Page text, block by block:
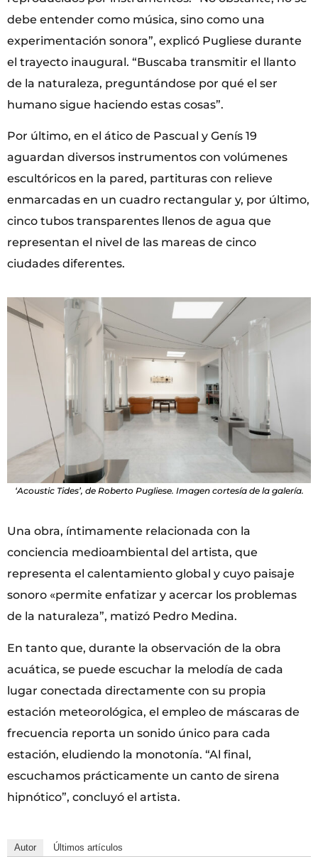
debe entender como música, sino como una
experimentación sonora”, explicó Pugliese durante
el trayecto inaugural. “Buscaba transmitir el llanto
de la naturaleza, preguntándose por qué el ser
humano sigue haciendo estas cosas”.
Por último, en el ático de Pascual y Genís 19
aguardan diversos instrumentos con volúmenes
escultóricos en la pared, partituras con relieve
enmarcadas en un cuadro rectangular y, por último,
cinco tubos transparentes llenos de agua que
representan el nivel de las mareas de cinco
ciudades diferentes.
‘Acoustic Tides’, de Roberto Pugliese. Imagen cortesía de la galería.
Una obra, íntimamente relacionada con la
conciencia medioambiental del artista, que
representa el calentamiento global y cuyo paisaje
sonoro «permite enfatizar y acercar los problemas
de la naturaleza”, matizó Pedro Medina.
En tanto que, durante la observación de la obra
acuática, se puede escuchar la melodía de cada
lugar conectada directamente con su propia
estación meteorológica, el empleo de máscaras de
frecuencia reporta un sonido único para cada
estación, eludiendo la monotonía. “Al final,
escuchamos prácticamente un canto de sirena
hipnótico”, concluyó el artista.
Autor Últimos artículos